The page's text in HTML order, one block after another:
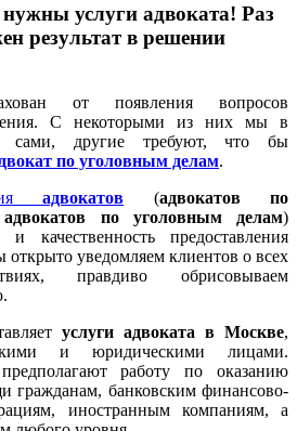
услуги адвоката! Раз
результат в решении
от появления вопросов
С некоторыми из них мы в
сами, другие требуют, что бы
по уголовным делам.
адвокатов (адвокатов по
адвокатов по уголовным делам)
и качественность предоставления
уведомляем клиентов о всех
правдиво обрисовываем
услуги адвоката в Москве,
и юридическими лицами.
работу по оказанию
гражданам, банковским финансово-
иностранным компаниям, а